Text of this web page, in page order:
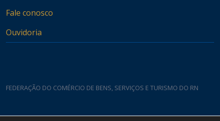
Fale conosco
Ouvidoria
FEDERAÇÃO DO COMÉRCIO DE BENS, SERVIÇOS E TURISMO DO RN